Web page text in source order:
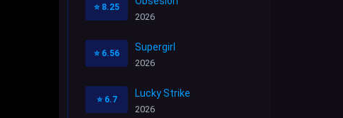
⭐ 8.25
2026
⭐ 6.56
Supergirl
2026
⭐ 6.7
Lucky Strike
2026